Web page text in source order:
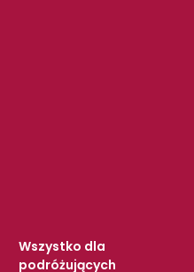
Wszystko dla
podróżujących